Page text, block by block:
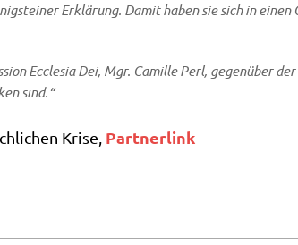
Erklä­rung. Damit haben sie sich in einen
Eccle­sia Dei, Mgr. Camil­le Perl, gegen­über
sind.“
Kri­se, Part­ner­link